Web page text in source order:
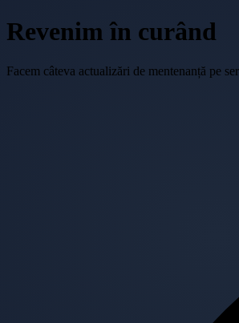
Revenim în curând
Facem câteva actualizări de mentenanță pe